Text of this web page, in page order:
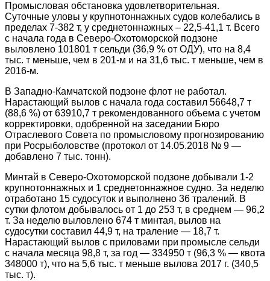
Промысловая обстановка удовлетворительная.
Суточные уловы у крупнотоннажных судов колебались в
пределах 7-382 т, у среднетоннажных – 22,5-41,1 т. Всего
с начала года в Северо-Охотоморской подзоне
выловлено 101801 т сельди (36,9 % от ОДУ), что на 8,4
тыс. т меньше, чем в 201-м и на 31,6 тыс. т меньше, чем в
2016-м.
В Западно-Камчатской подзоне флот не работал.
Нарастающий вылов с начала года составил 56648,7 т
(88,6 %) от 63910,7 т рекомендованного объема с учетом
корректировки, одобренной на заседании Бюро
Отраслевого Совета по промысловому прогнозированию
при Росрыболовстве (протокол от 14.05.2018 № 9 —
добавлено 7 тыс. тонн).
Минтай в Северо-Охотоморской подзоне добывали 1-2
крупнотоннажных и 1 среднетоннажное судно. За неделю
отработано 15 судосуток и выполнено 36 тралений. В
сутки флотом добывалось от 1 до 253 т, в среднем — 96,2
т. За неделю выловлено 674 т минтая, вылов на
судосутки составил 44,9 т, на траление — 18,7 т.
Нарастающий вылов с приловами при промысле сельди
с начала месяца 98,8 т, за год — 334950 т (96,3 % — квота
348000 т), что на 5,6 тыс. т меньше вылова 2017 г. (340,5
тыс. т).